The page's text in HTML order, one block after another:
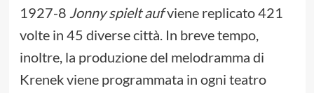
1927-8 Jonny spielt aufviene replicato 421
volte in 45 diverse città. In breve tempo,
inoltre, la produzione del melodramma di
Krenek viene programmata in ogni teatro